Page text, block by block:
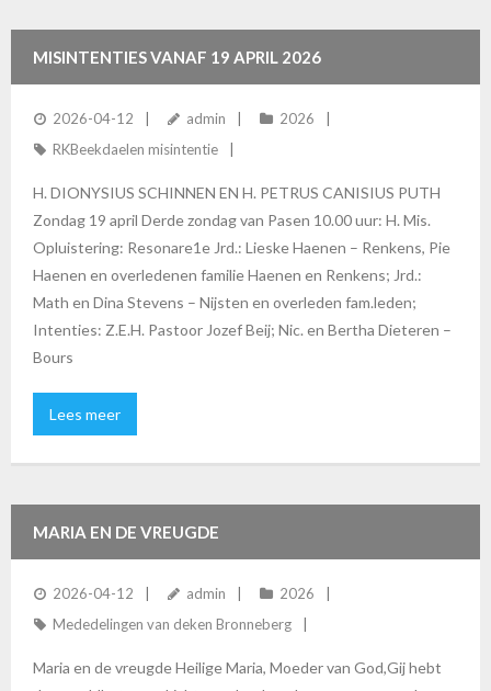
MISINTENTIES VANAF 19 APRIL 2026
2026-04-12 admin
2026
RKBeekdaelen misintentie
H. DIONYSIUS SCHINNEN EN H. PETRUS CANISIUS PUTH
Zondag 19 april Derde zondag van Pasen 10.00 uur: H. Mis.
Opluistering: Resonare1e Jrd.: Lieske Haenen – Renkens, Pie
Haenen en overledenen familie Haenen en Renkens; Jrd.:
Math en Dina Stevens – Nijsten en overleden fam.leden;
Intenties: Z.E.H. Pastoor Jozef Beij; Nic. en Bertha Dieteren –
Bours
Lees meer
MARIA EN DE VREUGDE
2026-04-12 admin
2026
Mededelingen van deken Bronneberg
Maria en de vreugde Heilige Maria, Moeder van God,Gij hebt